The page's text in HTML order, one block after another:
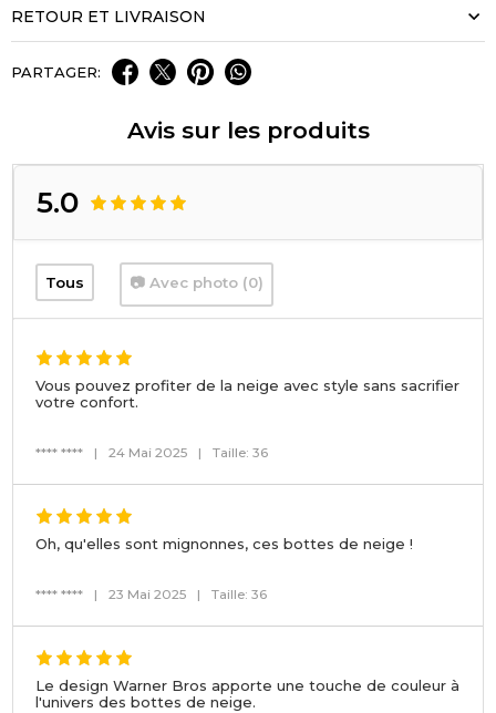
RETOUR ET LIVRAISON
PARTAGER:
Avis sur les produits
5.0
Tous 📷 Avec photo (0)
Vous pouvez profiter de la neige avec style sans sacrifier
votre confort.
**** **** | 24 Mai 2025 | Taille: 36
Oh, qu'elles sont mignonnes, ces bottes de neige !
**** **** | 23 Mai 2025 | Taille: 36
Le design Warner Bros apporte une touche de couleur à
l'univers des bottes de neige.